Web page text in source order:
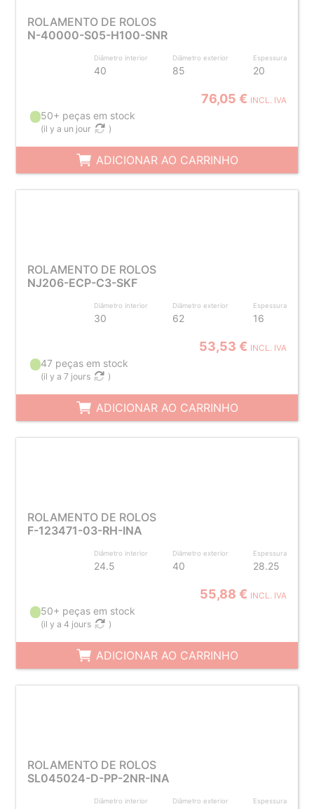
ROLAMENTO DE ROLOS
N-40000-S05-H100-SNR
Diâmetro interior
40
Diâmetro exterior
85
Espessura
20
76,05 € INCL. IVA
50+ peças em stock
(il y a un jour )
ADICIONAR AO CARRINHO
ROLAMENTO DE ROLOS
NJ206-ECP-C3-SKF
Diâmetro interior
30
Diâmetro exterior
62
Espessura
16
53,53 € INCL. IVA
47 peças em stock
(il y a 7 jours )
ADICIONAR AO CARRINHO
ROLAMENTO DE ROLOS
F-123471-03-RH-INA
Diâmetro interior
24.5
Diâmetro exterior
40
Espessura
28.25
55,88 € INCL. IVA
50+ peças em stock
(il y a 4 jours )
ADICIONAR AO CARRINHO
ROLAMENTO DE ROLOS
SL045024-D-PP-2NR-INA
Diâmetro interior Diâmetro exterior Espessura